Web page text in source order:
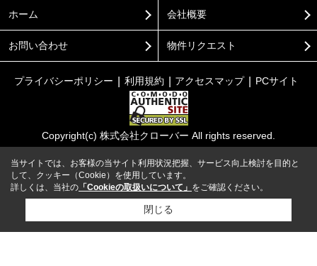
ホーム 会社概要
お問い合わせ 物件リクエスト
プライバシーポリシー 利用規約 アクセスマップ PCサイト
Copyright(c) 株式会社クローバー All rights reserved.
当サイトでは、お客様の当サイト利用状況把握、サービス向上検討を目的と
して、クッキー（Cookie）を使用しています。
詳しくは、当社の 「Cookieの取扱いについて」 をご確認ください。
閉じる